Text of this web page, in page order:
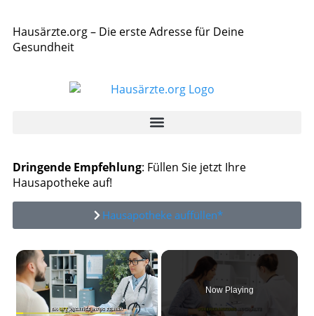
Hausärzte.org – Die erste Adresse für Deine
Gesundheit
Dringende Empfehlung: Füllen Sie jetzt Ihre
Hausapotheke auf!
Hausapotheke auffüllen*
×
Now Playing